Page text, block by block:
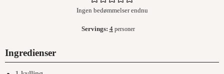
Ingen bedømmelser endnu
Servings: 4 personer
Ingredienser